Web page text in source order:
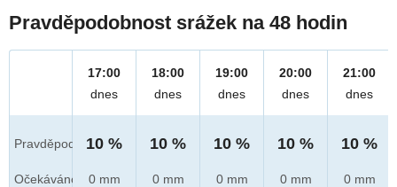
Pravděpodobnost srážek na 48 hodin
Pravděpod.
Očekáváno
17:00
dnes
10 %
0 mm
18:00
dnes
10 %
0 mm
19:00
dnes
10 %
0 mm
20:00
dnes
10 %
0 mm
21:00
dnes
10 %
0 mm